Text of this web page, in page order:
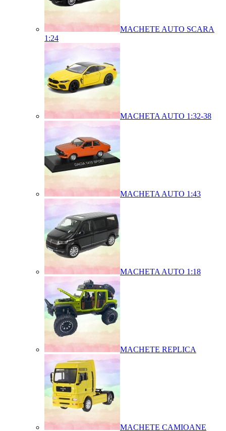
MACHETE AUTO SCARA
1:24
MACHETA AUTO 1:32-38
MACHETA AUTO 1:43
MACHETA AUTO 1:18
MACHETE REPLICA
MACHETE CAMIOANE